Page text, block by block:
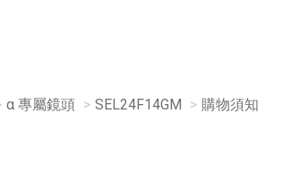
α 專屬鏡頭 SEL24F14GM 目前頁面：
購物須知